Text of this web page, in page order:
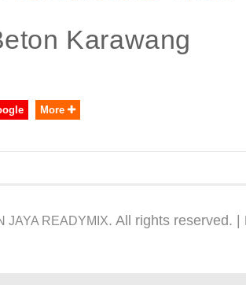
Karawang
More
JAYA READYMIX. All rights reserved. |